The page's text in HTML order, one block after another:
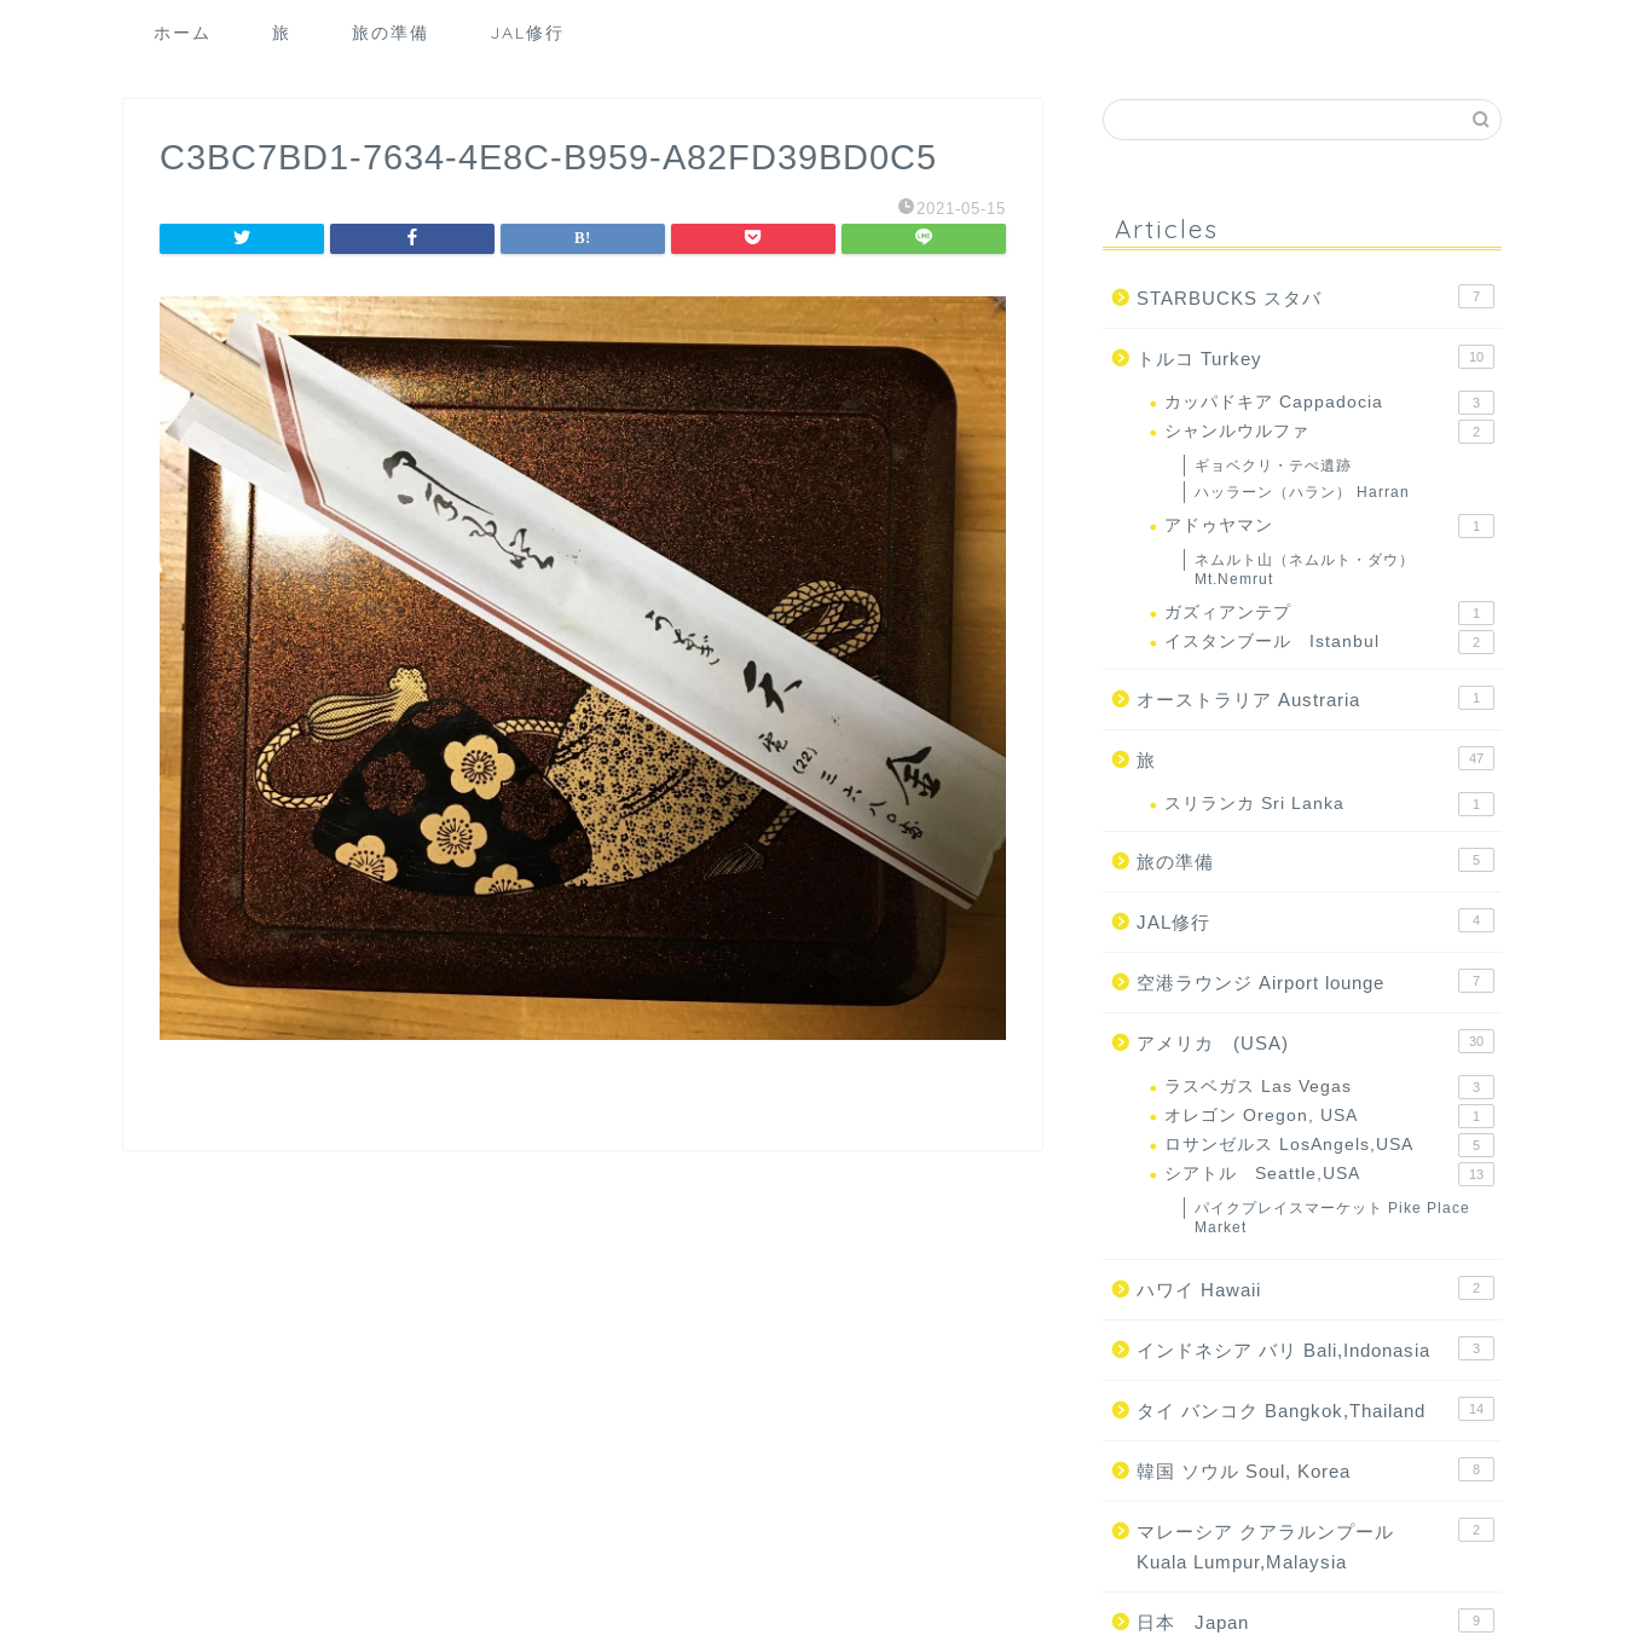
ホーム 旅 旅の準備 JAL修行
C3BC7BD1-7634-4E8C-B959-A82FD39BD0C5
2021-05-15
Articles
STARBUCKS スタバ 7
トルコ Turkey 10
カッパドキア Cappadocia 3
シャンルウルファ 2
ギョベクリ・テぺ遺跡
ハッラーン（ハラン） Harran
アドゥヤマン 1
ネムルト山（ネムルト・ダウ）
Mt.Nemrut
ガズィアンテプ 1
イスタンブール Istanbul 2
オーストラリア Austraria 1
旅 47
スリランカ Sri Lanka 1
旅の準備 5
JAL修行 4
空港ラウンジ Airport lounge 7
アメリカ (USA) 30
ラスベガス Las Vegas 3
オレゴン Oregon, USA 1
ロサンゼルス LosAngels,USA 5
シアトル Seattle,USA 13
パイクプレイスマーケット Pike Place
Market
ハワイ Hawaii 2
インドネシア バリ Bali,Indonasia 3
タイ バンコク Bangkok,Thailand 14
韓国 ソウル Soul, Korea 8
マレーシア クアラルンプール
Kuala Lumpur,Malaysia
2
日本 Japan 9